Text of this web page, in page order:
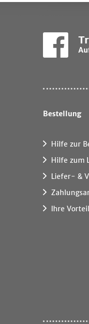
Bestellung
Hilfe zur
Hilfe zum
Liefer- &
Ihre